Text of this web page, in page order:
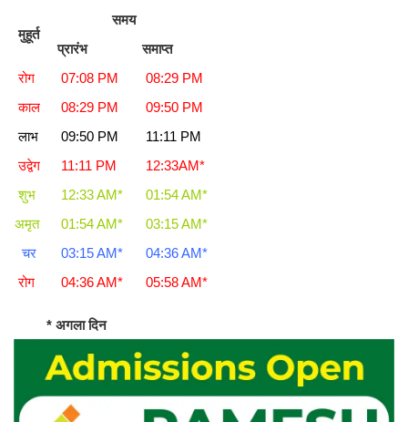
मुहूर्त
समय
प्रारंभ
समाप्त
रोग
07:08 PM
08:29 PM
काल
08:29 PM
09:50 PM
लाभ
09:50 PM
11:11 PM
उद्वेग
11:11 PM
12:33AM*
शुभ
12:33 AM*
01:54 AM*
अमृत
01:54 AM*
03:15 AM*
चर
03:15 AM*
04:36 AM*
रोग
04:36 AM* 05:58 AM*
* अगला दिन